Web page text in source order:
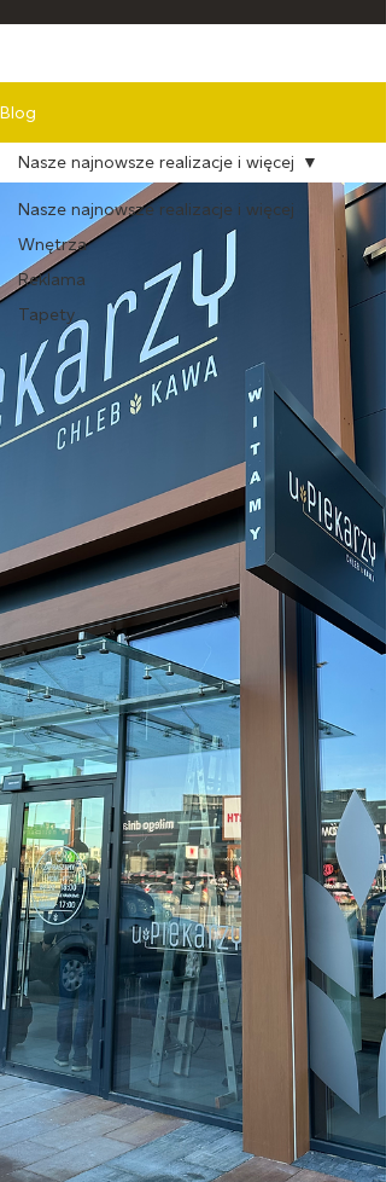
Blog
Nasze najnowsze realizacje i więcej
Wnętrza
Reklama
Tapety
Nasze najnowsze realizacje i więcej